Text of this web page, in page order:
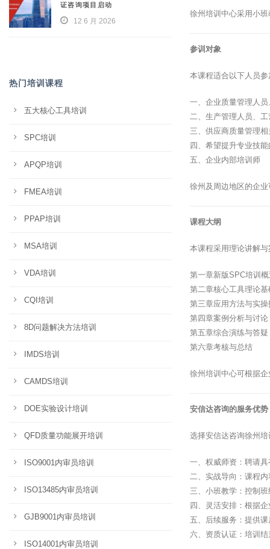
徐州培训中心采用小
参训对象
本课程适合以下人员参
一、企业质量管理人
二、生产管理人员、
三、供应商质量管理
四、希望提升专业技
五、企业内部培训师
徐州及周边地区的企
课程大纲
本课程采用理论讲解
第一章新版SPC培训
第二章核心工具理论基
第三章应用方法与实操
第四章案例分析与讨论
第五章综合演练与答疑
第六章考核与总结
徐州培训中心可根据
安信达咨询的服务优势
选择安信达咨询徐州
一、权威师资：聘请
二、实战导向：课程
三、小班教学：控制
四、灵活安排：根据
五、后续服务：提供
六、资质认证：培训
证咨询项目启动
12 6 月 2026
热门培训课程
五大核心工具培训
SPC培训
APQP培训
FMEA培训
PPAP培训
MSA培训
VDA培训
CQI培训
8D问题解决方法培训
IMDS培训
CAMDS培训
DOE实验设计培训
QFD质量功能展开培训
ISO9001内审员培训
ISO13485内审员培训
GJB9001内审员培训
ISO14001内审员培训